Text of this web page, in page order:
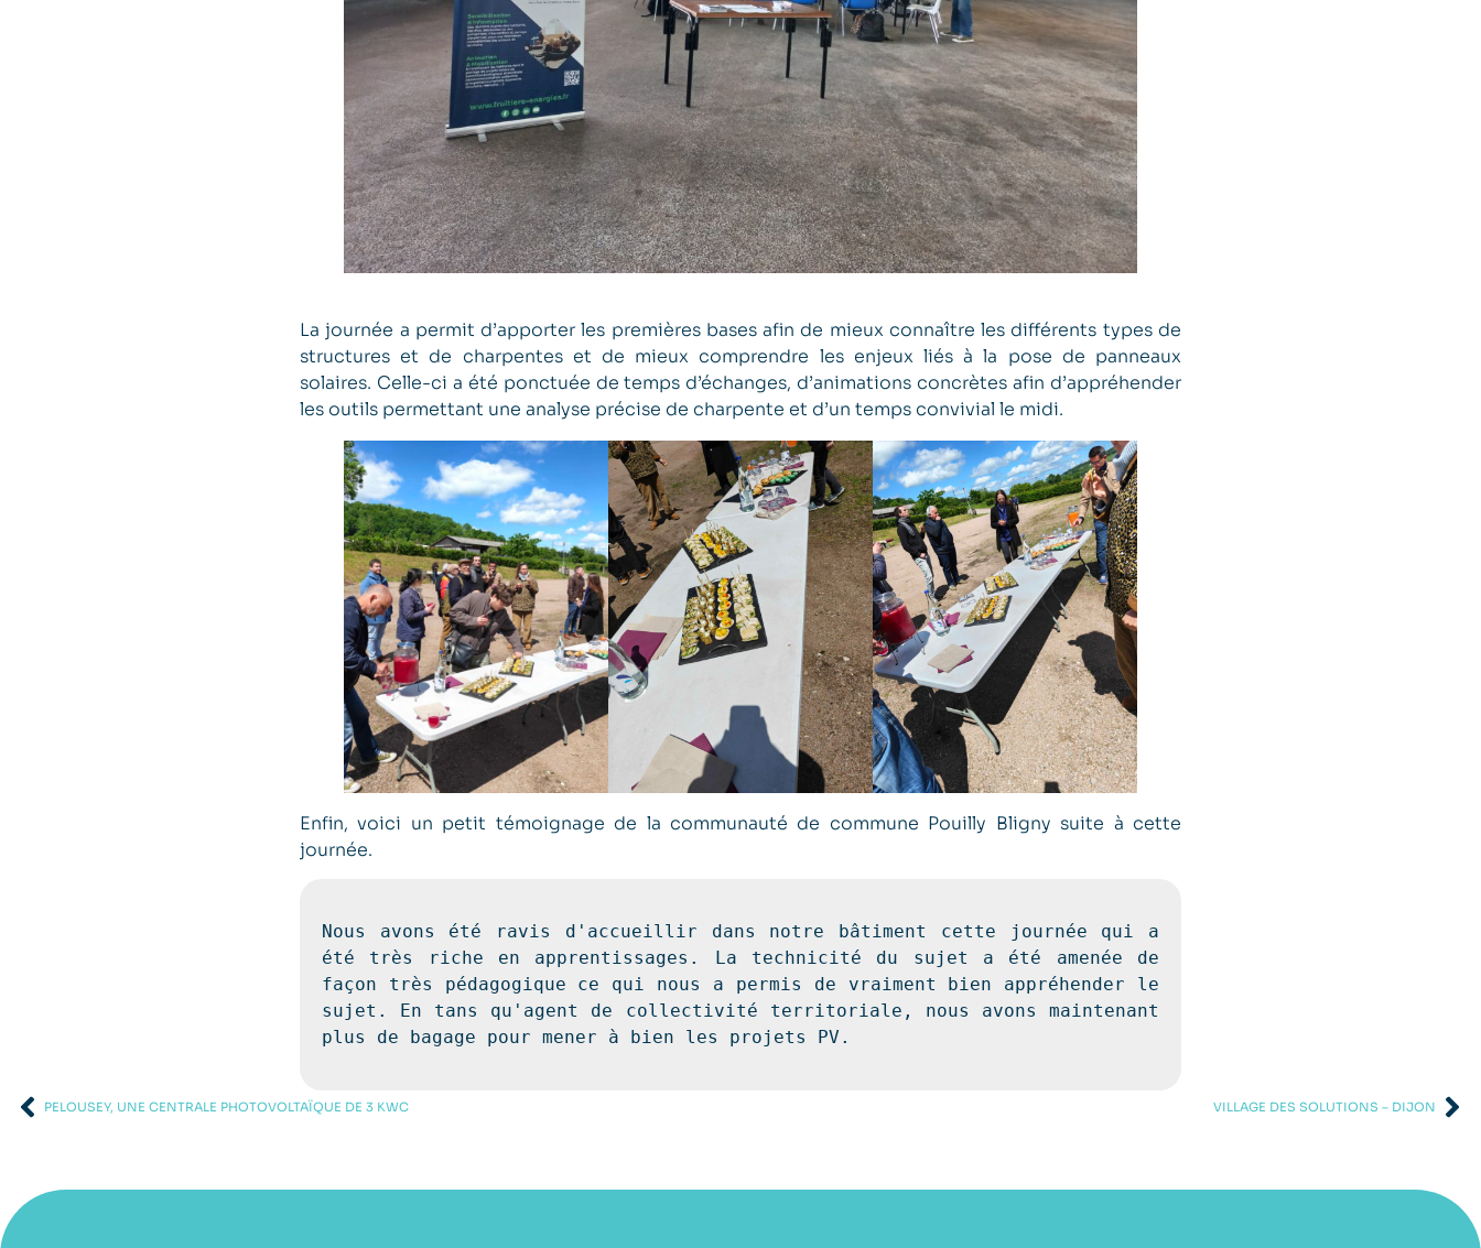
La journée a permit d’apporter les premières bases afin de mieux connaître les différents types de
structures et de charpentes et de mieux comprendre les enjeux liés à la pose de panneaux
solaires. Celle-ci a été ponctuée de temps d’échanges, d’animations concrètes afin d’appréhender
les outils permettant une analyse précise de charpente et d’un temps convivial le midi.
Enfin, voici un petit témoignage de la communauté de commune Pouilly Bligny suite à cette
journée.
Nous avons été ravis d'accueillir dans notre bâtiment cette journée qui a
été très riche en apprentissages. La technicité du sujet a été amenée de
façon très pédagogique ce qui nous a permis de vraiment bien appréhender le
sujet. En tans qu'agent de collectivité territoriale, nous avons maintenant
plus de bagage pour mener à bien les projets PV.
PELOUSEY, UNE CENTRALE PHOTOVOLTAÏQUE DE 3 KWC VILLAGE DES SOLUTIONS – DIJON